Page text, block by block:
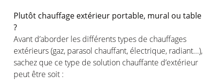
Plutôt chauffage extérieur portable, mural ou table
?
Avant d’aborder les différents types de chauffages
extérieurs (gaz, parasol chauffant, électrique, radiant...),
sachez que ce type de solution chauffante d’extérieur
peut être soit :